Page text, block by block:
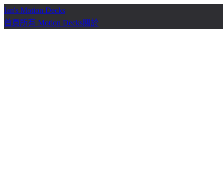
Ian's Motion Decks
首頁所有 Motion Decks關於